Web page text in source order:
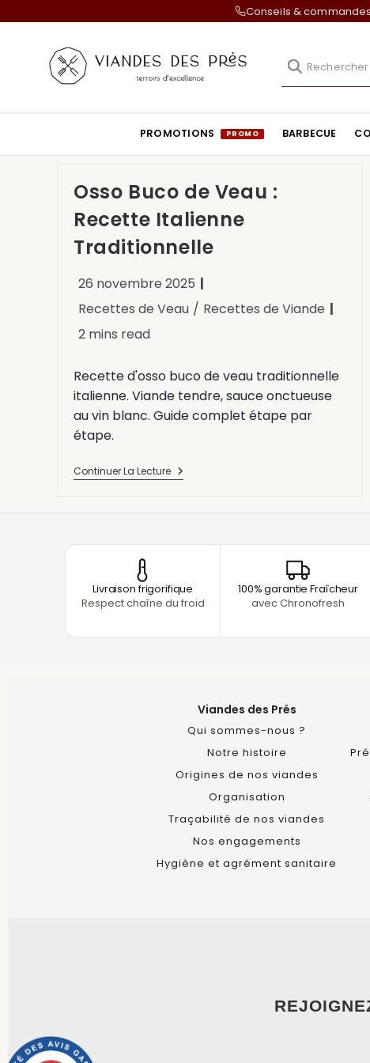
Conseils & commandes
PROMOTIONS BARBECUE
Osso Buco de Veau :
Recette Italienne
Traditionnelle
26 novembre 2025
Recettes de Veau / Recettes de Viande
2 mins read
Recette d'osso buco de veau traditionnelle
italienne. Viande tendre, sauce onctueuse
au vin blanc. Guide complet étape par
étape.
Continuer La Lecture
Livraison frigorifique
Respect chaîne du froid
100% garantie Fraîcheur
avec Chronofresh
Viandes des Prés
Qui sommes-nous ?
Notre histoire
Origines de nos viandes
Organisation
Traçabilité de nos viandes
Nos engagements
Hygiène et agrément sanitaire